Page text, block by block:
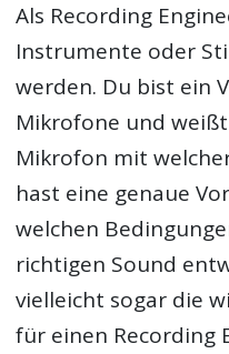
Als Recording
Instrumente oder
werden. Du bist ein
Mikrofone und
Mikrofon mit
hast eine genaue
welchen
richtigen Sound
vielleicht sogar die
für einen Recording